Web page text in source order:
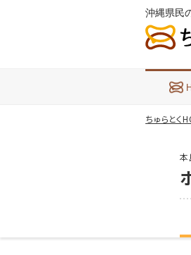
沖縄県民
ちゅらとく
本